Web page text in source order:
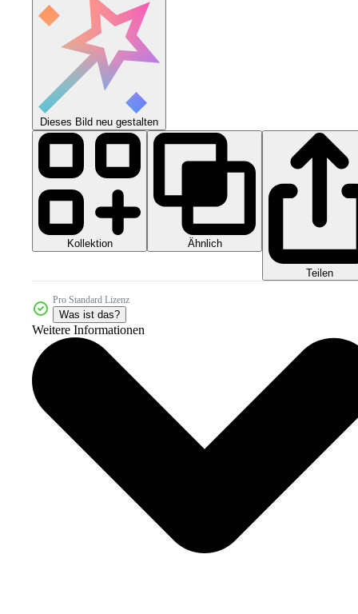
Dieses Bild neu gestalten
Kollektion Ähnlich
Teilen
Pro Standard Lizenz
Was ist das?
Weitere Informationen